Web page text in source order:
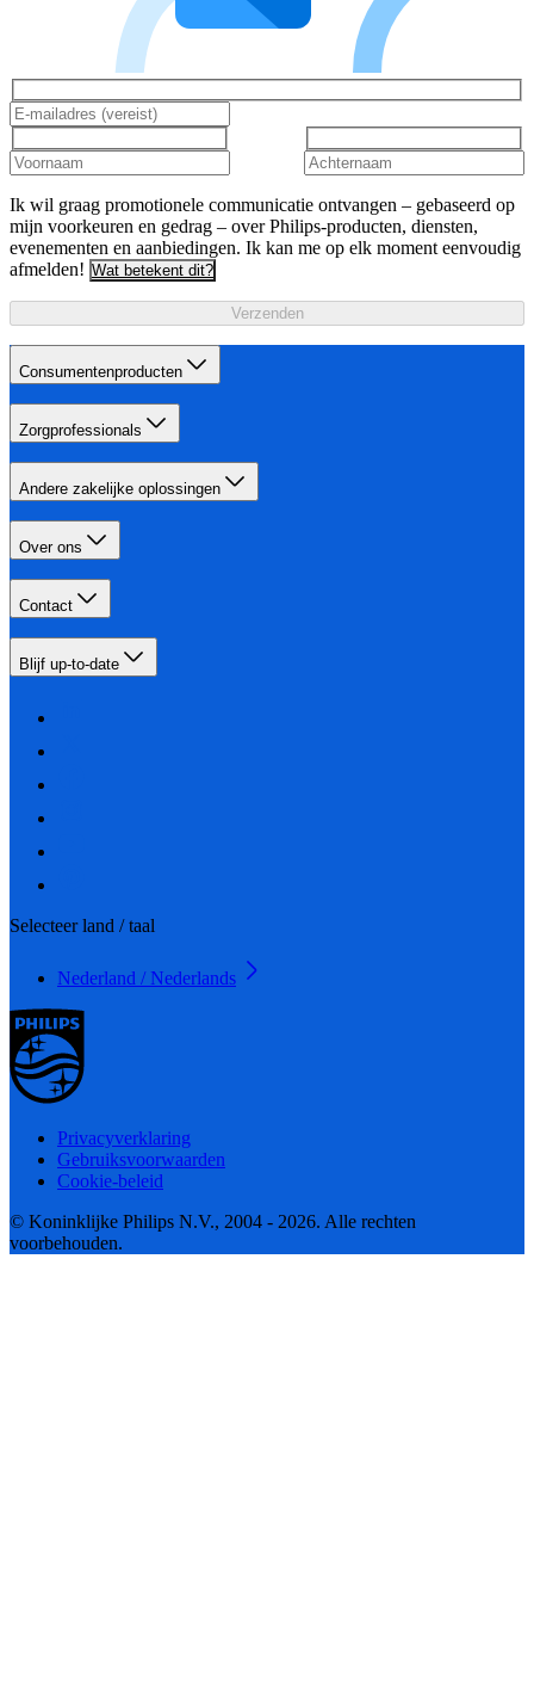
Ik wil graag promotionele communicatie ontvangen – gebaseerd op
mijn voorkeuren en gedrag – over Philips-producten, diensten,
evenementen en aanbiedingen. Ik kan me op elk moment eenvoudig
afmelden! Wat betekent dit?
Verzenden
Consumentenproducten
Zorgprofessionals
Andere zakelijke oplossingen
Over ons
Contact
Blijf up-to-date
Selecteer land / taal
Nederland / Nederlands
Privacyverklaring
Gebruiksvoorwaarden
Cookie-beleid
© Koninklijke Philips N.V., 2004 - 2026. Alle rechten
voorbehouden.